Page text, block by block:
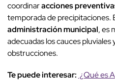
coordinaracciones
temporada de precipitaciones.
administración municipal, es
adecuadas los cauces pluviales
obstrucciones.
Te puede interesar: ¿Qué es